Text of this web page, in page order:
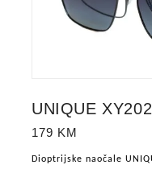
UNIQUE
179 KM
Dioptrijske naočale